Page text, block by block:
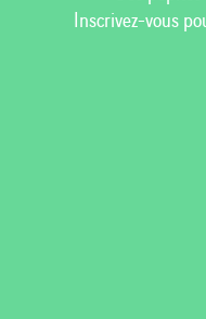
Inscrivez-vous